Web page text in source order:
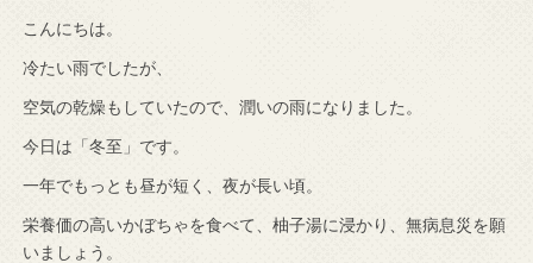
こんにちは。
冷たい雨でしたが、
空気の乾燥もしていたので、潤いの雨になりました。
今日は「冬至」です。
一年でもっとも昼が短く、夜が長い頃。
栄養価の高いかぼちゃを食べて、柚子湯に浸かり、無病息災を願
いましょう。